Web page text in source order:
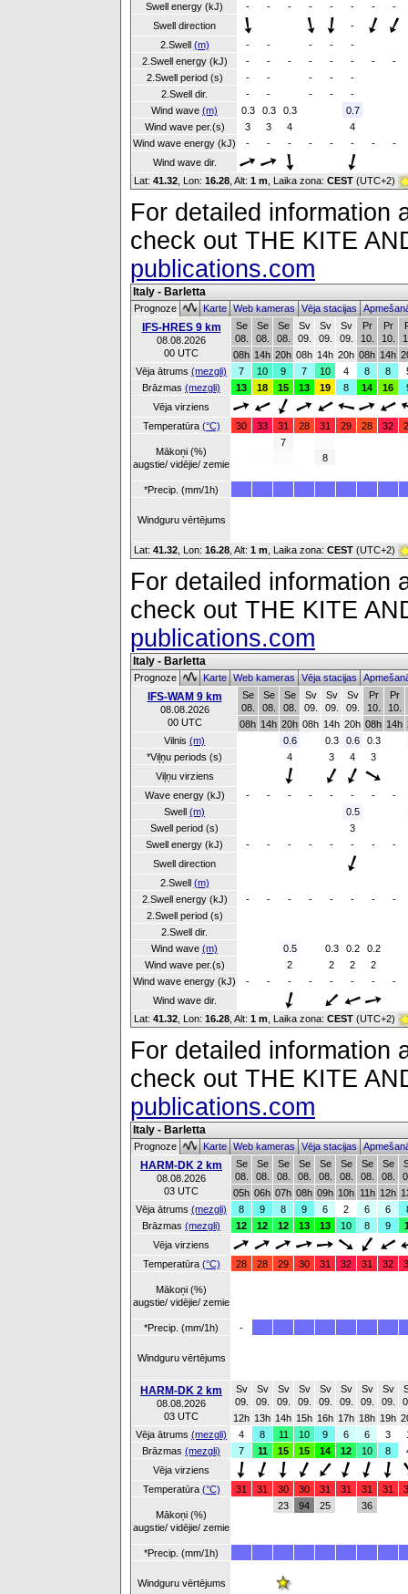
Swell energy (kJ)
- - - - - - -
-
Swell direction
-
2.Swell (m) - - - -
-
2.Swell energy (kJ)
- - - - - - -
-
2.Swell period (s)
- - - -
-
2.Swell dir.
- - - -
-
Wind wave (m) 0.3 0.3 0.3
0.7
Wind wave per.(s)
3 3 4
4
Wind wave energy (kJ)
- - - - - - -
-
Wind wave dir.
Lat: 41.32 , Lon: 16.28 Alt: 1 m , Laika zona: CEST (UTC+2)
For detailed information
check out THE KITE
publications.com
Italy - Barletta
Prognoze KarteWeb kamerasVēja stacijas
IFS-HRES 9 km
08.08.2026
00 UTC
Se
08.
Se
08.
Se
08.
Sv
09.
Sv
09.
Sv
09.
Pr
10.
Pr
10.
08h 14h 20h 08h 14h 20h 08h 14h
Vēja ātrums (mezgli) 7 10 9 7 10 4 8 8
Brāzmas (mezgli) 13 18 15 13 19 8 14 16
Vēja virziens
Temperatūra (°C) 30 33 31 28 31 29 28 32
Mākoņi (%)
augstie/ vidējie/ zemie
7
8
*Precip. (mm/1h)
Windguru vērtējums
Lat: 41.32 , Lon: 16.28 Alt: 1 m , Laika zona: CEST (UTC+2)
For detailed information
check out THE KITE
publications.com
Italy - Barletta
Prognoze KarteWeb kamerasVēja stacijas
IFS-WAM 9 km
08.08.2026
00 UTC
Se
08.
Se
08.
Se
08.
Sv
09.
Sv
09.
Sv
09.
Pr
10.
Pr
10.
08h 14h 20h 08h 14h 20h 08h 14h
Vilnis (m) 0.6 0.3 0.6
0.3
*Viļņu periods (s)
4 3 4
3
Viļņu virziens
Wave energy (kJ)
- - - - - - -
-
Swell (m)
0.5
Swell period (s)
3
Swell energy (kJ)
- - - - - - -
-
Swell direction
2.Swell (m)
2.Swell energy (kJ)
- - - - - - -
-
2.Swell period (s)
2.Swell dir.
Wind wave (m) 0.5 0.3 0.2
0.2
Wind wave per.(s)
2 2 2
2
Wind wave energy (kJ)
- - - - - - -
-
Wind wave dir.
Lat: 41.32 , Lon: 16.28 Alt: 1 m , Laika zona: CEST (UTC+2)
For detailed information
check out THE KITE
publications.com
Italy - Barletta
Prognoze KarteWeb kamerasVēja stacijas
HARM-DK 2 km
08.08.2026
03 UTC
Se
08.
Se
08.
Se
08.
Se
08.
Se
08.
Se
08.
Se
08.
Se
08.
05h 06h 07h 08h 09h 10h 11h 12h
Vēja ātrums (mezgli) 8 9 8 9 6 2 6 6
Brāzmas (mezgli) 12 12 12 13 13 10 8 9
Vēja virziens
Temperatūra (°C) 28 28 29 30 31 32 31 32
Mākoņi (%)
augstie/ vidējie/ zemie
*Precip. (mm/1h) -
Windguru vērtējums
HARM-DK 2 km
08.08.2026
03 UTC
Sv
09.
Sv
09.
Sv
09.
Sv
09.
Sv
09.
Sv
09.
Sv
09.
Sv
09.
12h 13h 14h 15h 16h 17h 18h 19h
Vēja ātrums (mezgli) 4 8 11 10 9 6 6 3
Brāzmas (mezgli) 7 11 15 15 14 12 10 8
Vēja virziens
Temperatūra (°C) 31 31 30 30 31 31 31 31
Mākoņi (%)
augstie/ vidējie/ zemie
23 94 25 36
*Precip. (mm/1h)
Windguru vērtējums